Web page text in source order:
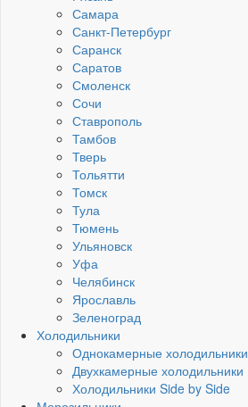
Самара
Санкт-Петербург
Саранск
Саратов
Смоленск
Сочи
Ставрополь
Тамбов
Тверь
Тольятти
Томск
Тула
Тюмень
Ульяновск
Уфа
Челябинск
Ярославль
Зеленоград
Холодильники
Однокамерные холодильники
Двухкамерные холодильники
Холодильники Side by Side